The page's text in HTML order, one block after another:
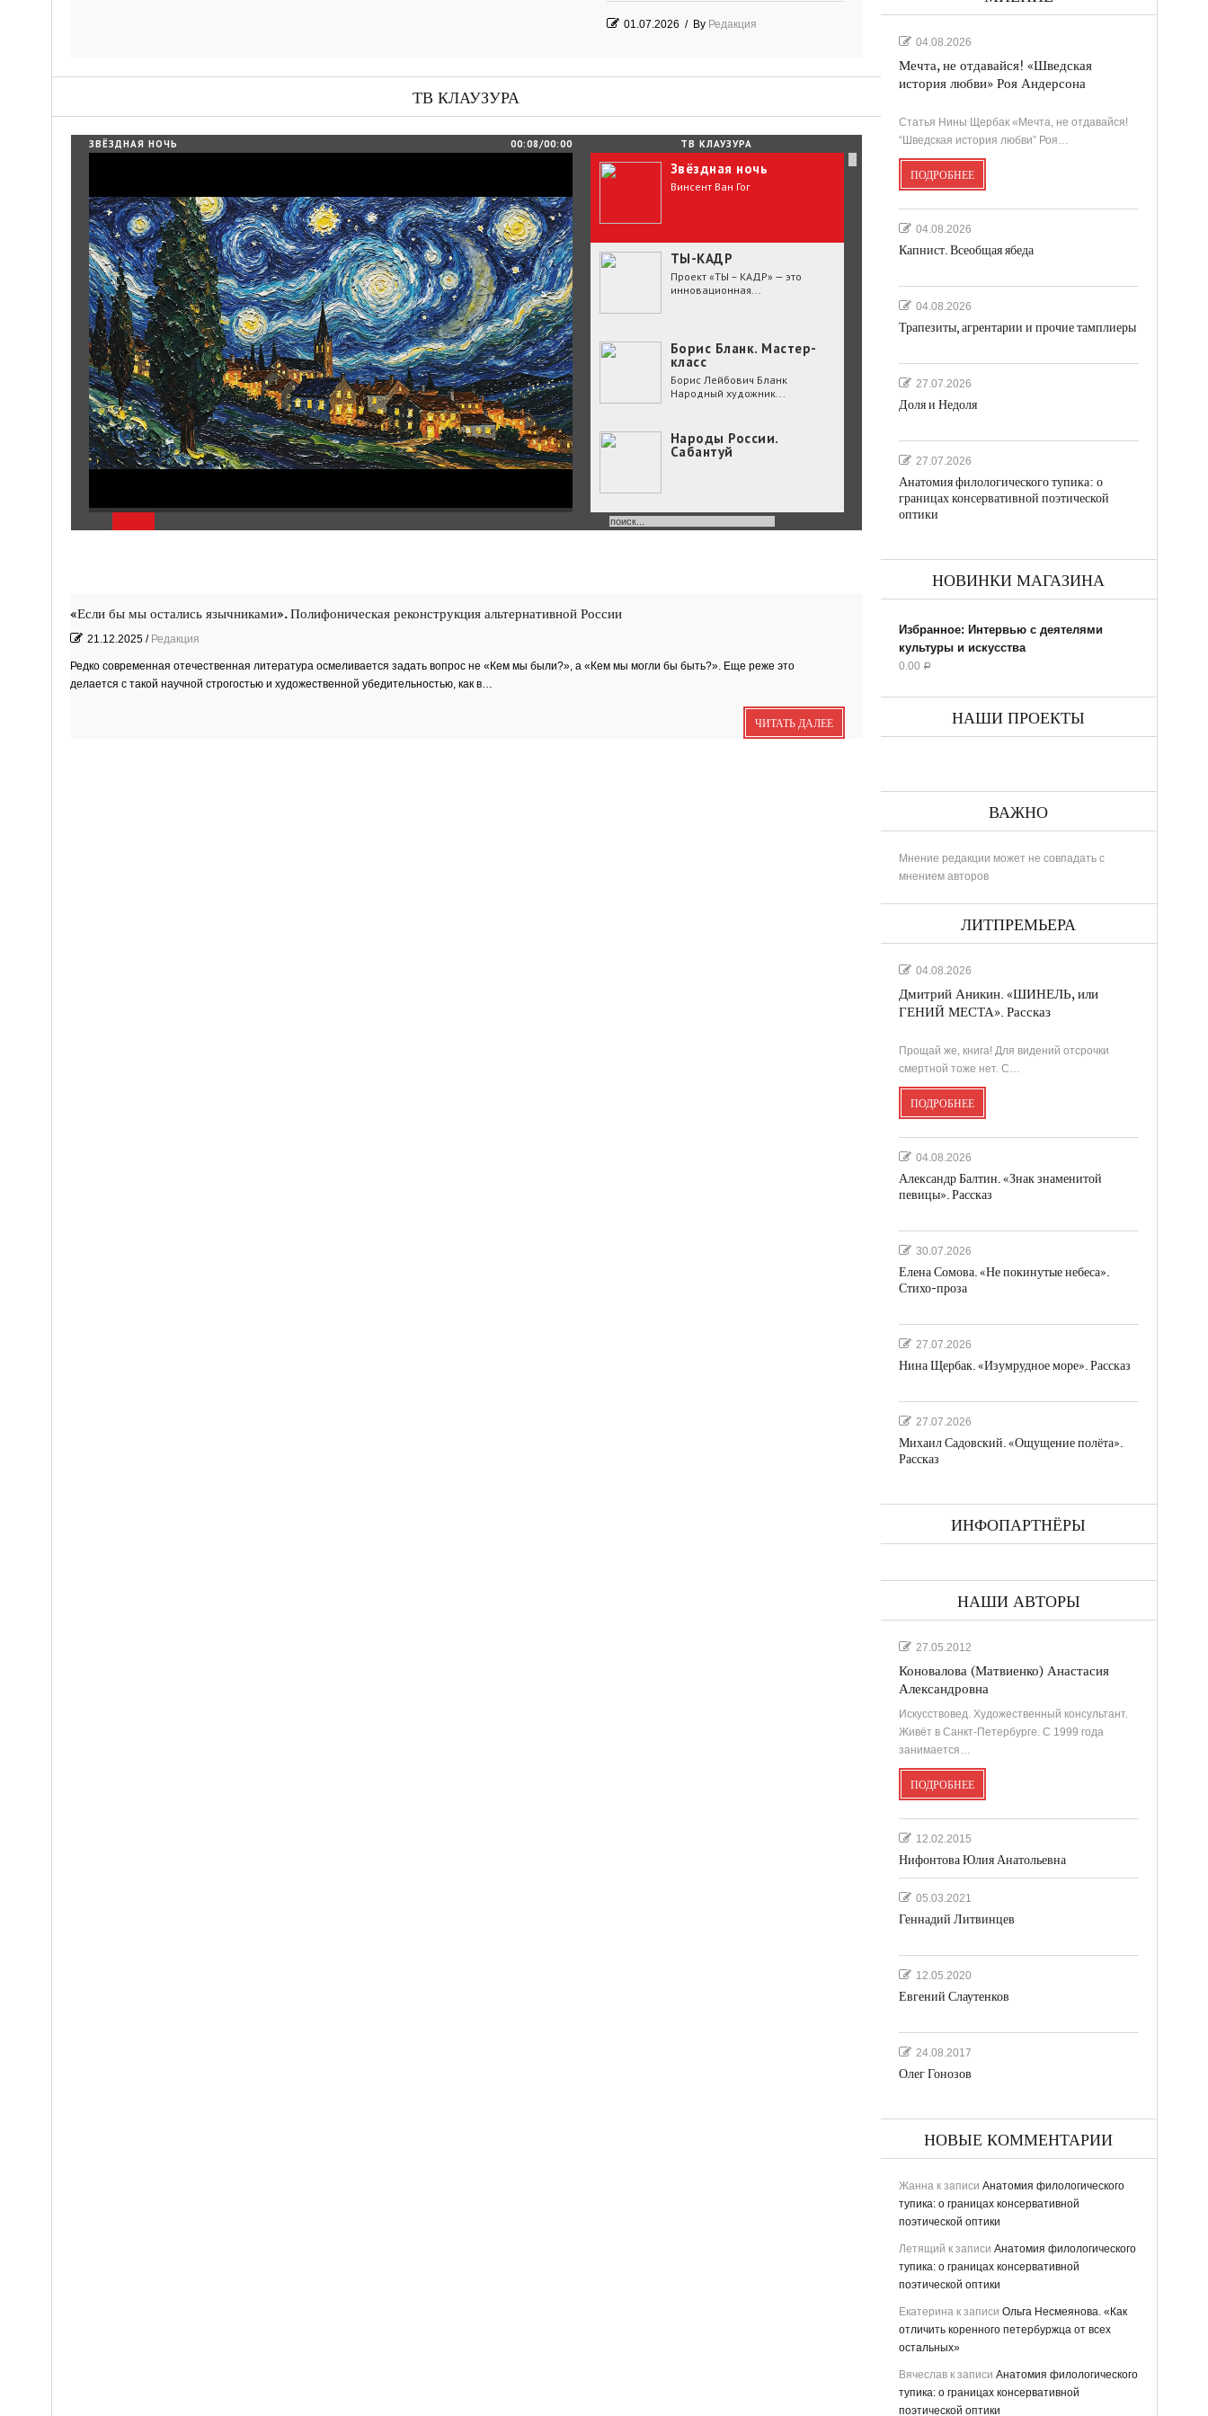
01.07.2026 / By Редакция
25.06.2026 / ByРедакция
Зелёные мемориалы памяти и славы
ТВ КЛАУЗУРА
Звёздная ночь
Винсент Ван Гог
ТЫ-КАДР
Проект «ТЫ – КАДР» — это
инновационная...
Борис Бланк. Мастер-
класс
Борис Лейбович Бланк
Народный художник...
Народы России.
Сабантуй
Народы России
В День славянской
День славянской
письменности и
ТВ КЛАУЗУРА
ЗВЁЗДНАЯ НОЧЬ 00:08/00:00
«Если бы мы остались язычниками». Полифоническая реконструкция альтернативной России
21.12.2025/ Редакция
Редко современная отечественная литература осмеливается задать вопрос не «Кем мы были?», а «Кем мы могли бы быть?». Еще реже это
делается с такой научной строгостью и художественной убедительностью, как в…
ЧИТАТЬ ДАЛЕЕ
04.08.2026
Мечта, не отдавайся! «Шведская
история любви» Роя Андерсона
Статья Нины Щербак «Мечта, не отдавайся!
“Шведская история любви” Роя…
ПОДРОБНЕЕ
04.08.2026
Капнист. Всеобщая ябеда
04.08.2026
Трапезиты, агрентарии и прочие тамплиеры
27.07.2026
Доля и Недоля
27.07.2026
Анатомия филологического тупика: о
границах консервативной поэтической
оптики
НОВИНКИ МАГАЗИНА
Избранное: Интервью с деятелями
культуры и искусства
0.00 Р
НАШИ ПРОЕКТЫ
ВАЖНО
Мнение редакции может не совпадать с
мнением авторов
ЛИТПРЕМЬЕРА
04.08.2026
Дмитрий Аникин. «ШИНЕЛЬ, или
ГЕНИЙ МЕСТА». Рассказ
Прощай же, книга! Для видений отсрочки
смертной тоже нет. С…
ПОДРОБНЕЕ
04.08.2026
Александр Балтин. «Знак знаменитой
певицы». Рассказ
30.07.2026
Елена Сомова. «Не покинутые небеса».
Стихо-проза
27.07.2026
Нина Щербак. «Изумрудное море». Рассказ
27.07.2026
Михаил Садовский. «Ощущение полёта».
Рассказ
ИНФОПАРТНЁРЫ
НАШИ АВТОРЫ
27.05.2012
Коновалова (Матвиенко) Анастасия
Александровна
Искусствовед. Художественный консультант.
Живёт в Санкт-Петербурге. С 1999 года
занимается…
ПОДРОБНЕЕ
12.02.2015
Нифонтова Юлия Анатольевна
05.03.2021
Геннадий Литвинцев
12.05.2020
Евгений Слаутенков
24.08.2017
Олег Гонозов
НОВЫЕ КОММЕНТАРИИ
Жаннак записи Анатомия филологического
тупика: о границах консервативной
поэтической оптики
Летящий к записи Анатомия филологического
тупика: о границах консервативной
поэтической оптики
Екатеринак записи Ольга Несмеянова. «Как
отличить коренного петербуржца от всех
остальных»
Вячеславк записи Анатомия филологического
тупика: о границах консервативной
поэтической оптики